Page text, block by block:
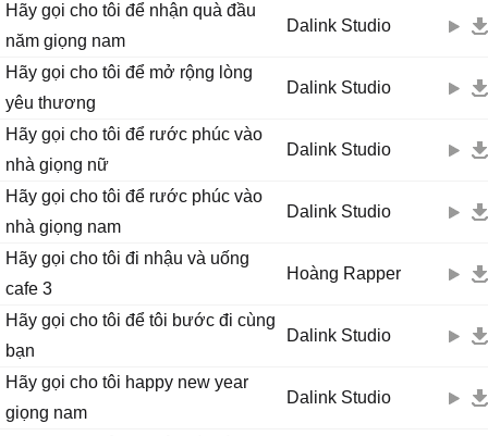
Hãy gọi cho tôi để nhận quà đầu
năm giọng nam
Dalink Studio
Hãy gọi cho tôi để mở rộng lòng
yêu thương
Dalink Studio
Hãy gọi cho tôi để rước phúc vào
nhà giọng nữ
Dalink Studio
Hãy gọi cho tôi để rước phúc vào
nhà giọng nam
Dalink Studio
Hãy gọi cho tôi đi nhậu và uống
cafe 3
Hoàng Rapper
Hãy gọi cho tôi để tôi bước đi cùng
bạn
Dalink Studio
Hãy gọi cho tôi happy new year
giọng nam
Dalink Studio